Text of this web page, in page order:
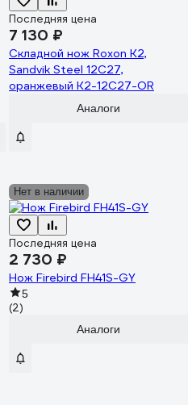
Последняя цена
7 130 ₽
Складной нож Roxon K2,
Sandvik Steel 12C27,
оранжевый K2-12C27-OR
Аналоги
Нет в наличии
Последняя цена
2 730 ₽
Нож Firebird FH41S-GY
5
(2)
Аналоги